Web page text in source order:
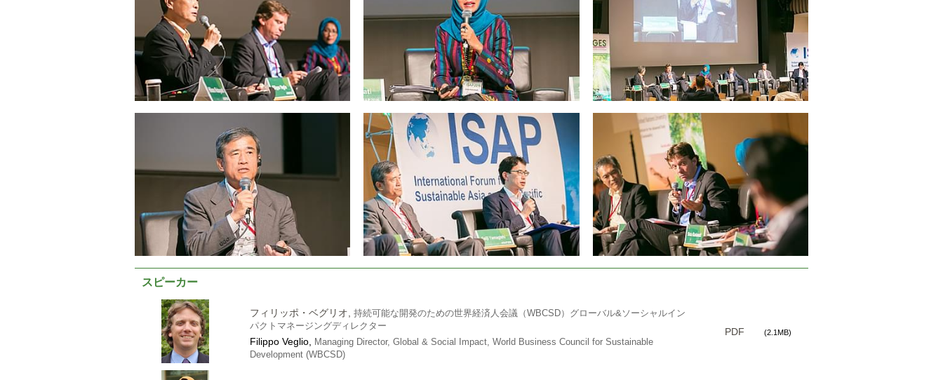
スピーカー
フィリッポ・ベグリオ, 持続可能な開発のための世界経済人会議（WBCSD）グローバル&ソーシャルイン
パクトマネージングディレクター
Filippo Veglio, Managing Director, Global & Social Impact, World Business Council for Sustainable
Development (WBCSD)
PDF (2.1MB)